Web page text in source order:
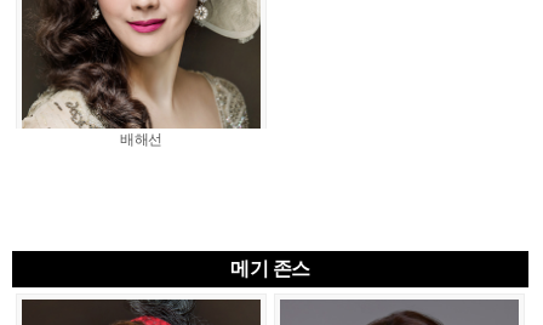
배해선
메기 존스